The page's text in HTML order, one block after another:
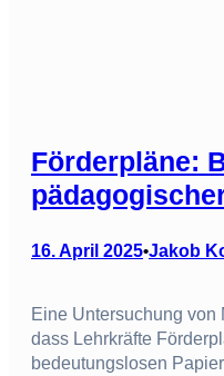
Förderpläne:
16. April 2025•Jakob
Eine Untersuchung von
dass Lehrkräfte
bedeutungslosen